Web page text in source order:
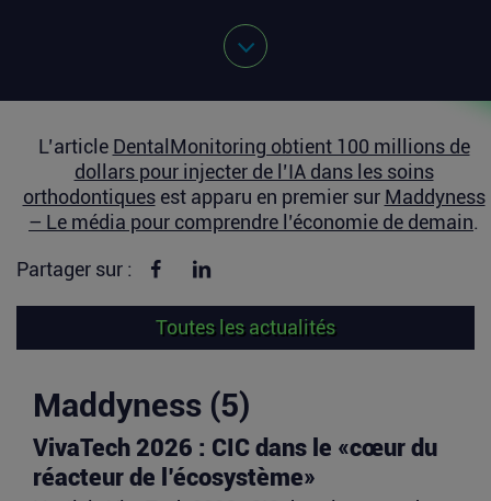
L’article DentalMonitoring obtient 100 millions de
dollars pour injecter de l’IA dans les soins
orthodontiquesest apparu en premier sur Maddyness
– Le média pour comprendre l’économie de demain.
Partager sur : Partager sur Facebook
Toutes les actualités
Maddyness (5)
VivaTech 2026 : CIC dans le «cœur du
réacteur de l’écosystème»